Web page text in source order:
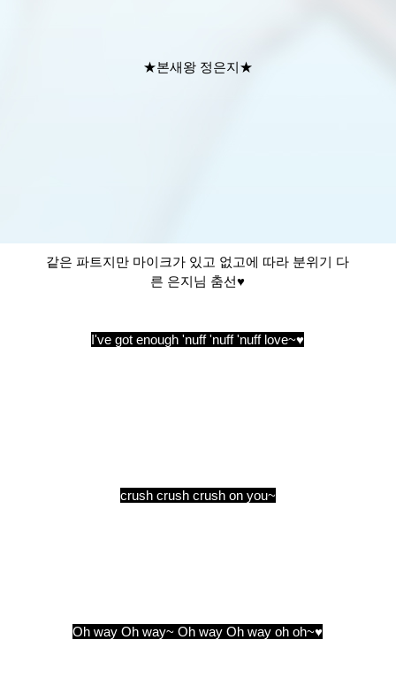
★본새왕 정은지★
같은 파트지만 마이크가 있고 없고에 따라 분위기 다
른 은지님 춤선♥
I've got enough 'nuff 'nuff 'nuff love~♥
crush crush crush on you~
Oh way Oh way~ Oh way Oh way oh oh~♥